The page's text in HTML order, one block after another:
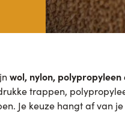
wol, nylon, polypropyleen
trappen,
Je keuze hangt af van